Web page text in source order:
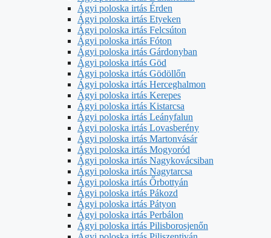
Ágyi poloska irtás Érden
Ágyi poloska irtás Etyeken
Ágyi poloska irtás Felcsúton
Ágyi poloska irtás Fóton
Ágyi poloska irtás Gárdonyban
Ágyi poloska irtás Göd
Ágyi poloska irtás Gödöllőn
Ágyi poloska irtás Herceghalmon
Ágyi poloska irtás Kerepes
Ágyi poloska irtás Kistarcsa
Ágyi poloska irtás Leányfalun
Ágyi poloska irtás Lovasberény
Ágyi poloska irtás Martonvásár
Ágyi poloska irtás Mogyoród
Ágyi poloska irtás Nagykovácsiban
Ágyi poloska irtás Nagytarcsa
Ágyi poloska irtás Őrbottyán
Ágyi poloska irtás Pákozd
Ágyi poloska irtás Pátyon
Ágyi poloska irtás Perbálon
Ágyi poloska irtás Pilisborosjenőn